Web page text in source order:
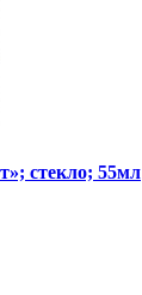
стекло; 55мл